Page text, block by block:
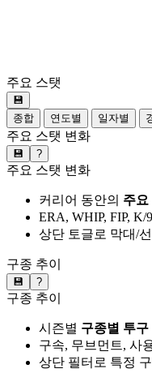
주요 스탯
💾
종합
연도별 일자별
주요 스탯 변화
💾 ?
주요 스탯 변화
커리어 동안의 주요
ERA, WHIP, FIP,
상단 토글로 막대/
구종 추이
💾 ?
구종 추이
시즌별 구종별 투구
구속, 무브먼트, 사
상단 필터로 특정